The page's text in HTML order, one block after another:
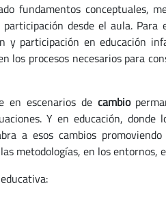
fundamentos conceptuales,
desde el aula.
y participación en educación
los procesos necesarios para
en escenarios de cambio
Y en educación,
a esos cambios promoviendo
metodologías, en los entornos,